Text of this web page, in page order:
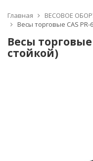
Главная ВЕСОВОЕ
Весы торговые CAS PR-
Весы торговые
стойкой)